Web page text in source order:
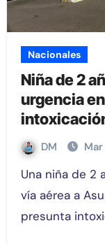
Nacionales
Niña de 2
urgencia
DM
Una niña de 2 años fue evacuada de urgencia
vía aérea a
presunta